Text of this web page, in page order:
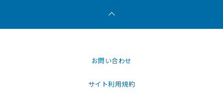
お問い合わせ
サイト利用規約